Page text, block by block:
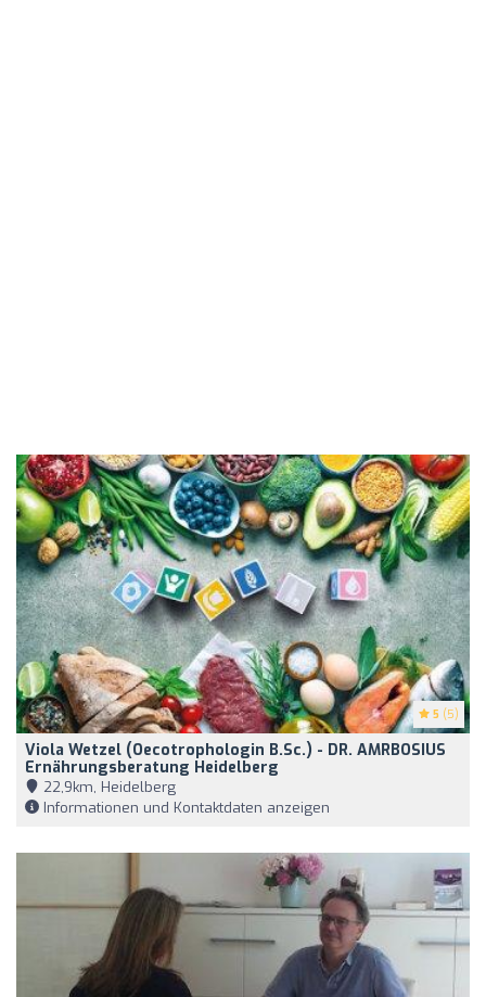
5 (5)
Viola Wetzel (Oecotrophologin B.Sc.) - DR. AMRBOSIUS
Ernährungsberatung Heidelberg
22,9km, Heidelberg
Informationen und Kontaktdaten anzeigen